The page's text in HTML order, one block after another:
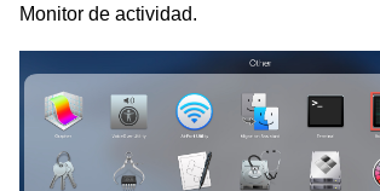
Monitor de actividad.